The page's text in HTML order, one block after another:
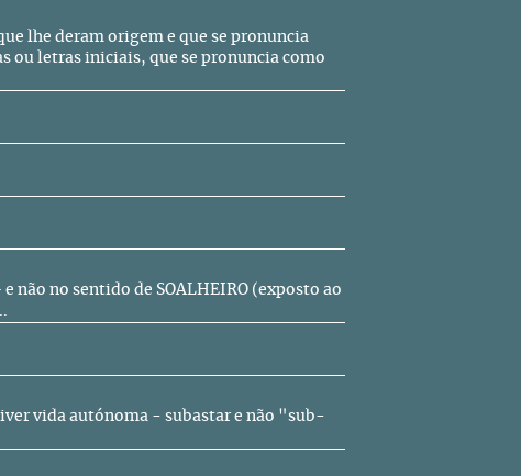
lhe deram origem e que se pronuncia
ou letras iniciais, que se pronuncia como
não no sentido de SOALHEIRO (exposto ao
vida autónoma - subastar e não "sub-